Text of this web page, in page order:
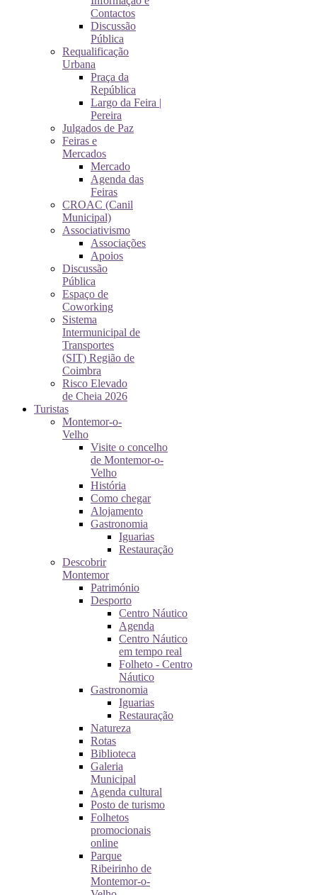
Contactos
Discussão
Pública
Requalificação
Urbana
Praça da
República
Largo da Feira |
Pereira
Julgados de Paz
Feiras e
Mercados
Mercado
Agenda das
Feiras
CROAC (Canil
Municipal)
Associativismo
Associações
Apoios
Discussão
Pública
Espaço de
Coworking
Sistema
Intermunicipal de
Transportes
(SIT) Região de
Coimbra
Risco Elevado
de Cheia 2026
Turistas
Montemor-o-
Velho
Visite o concelho
de Montemor-o-
Velho
História
Como chegar
Alojamento
Gastronomia
Iguarias
Restauração
Descobrir
Montemor
Património
Desporto
Centro Náutico
Agenda
Centro Náutico
em tempo real
Folheto - Centro
Náutico
Gastronomia
Iguarias
Restauração
Natureza
Rotas
Biblioteca
Galeria
Municipal
Agenda cultural
Posto de turismo
Folhetos
promocionais
online
Parque
Ribeirinho de
Montemor-o-